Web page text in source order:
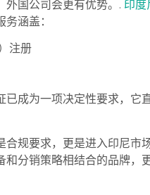
国公司会更有优势。. 印
涵盖：
注册
成为一项决定性要求，它
规要求，更是进入印尼市
分销策略相结合的品牌，